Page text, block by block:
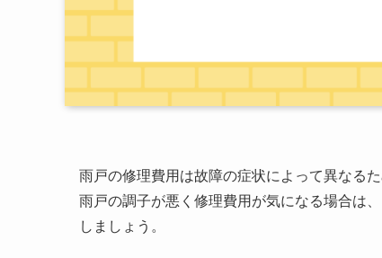
雨戸の修理費用は故障の症状によって異なる
雨戸の調子が悪く修理費用が気になる場合は
しましょう。